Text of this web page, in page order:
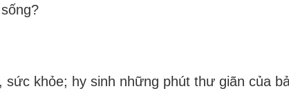
khỏe; hy sinh những phút thư giãn của